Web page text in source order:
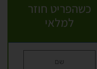
כשהפריט חוזר
למלאי